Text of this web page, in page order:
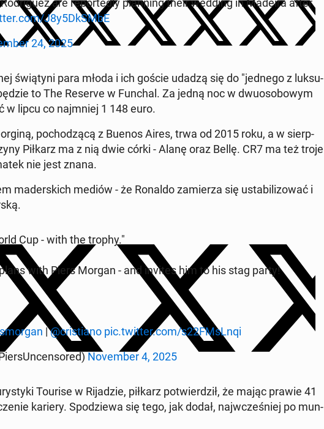
are re­por­te­dly plan­ning their wedding in Madeira after
J8y5DkSMbE
24, 2025
świą­ty­ni para młoda i ich goście udadzą się do "jednego z luk­su­
to The Reserve w Funchal. Za jedną noc w dwu­oso­bo­wym
w lipcu co naj­mniej 1 148 euro.
po­cho­dzą­cą z Buenos Aires, trwa od 2015 roku, a w sierp­
Piłkarz ma z nią dwie córki - Alanę oraz Bellę. CR7 ma też troje
nie jest znana.
ma­der­skich mediów - że Ronaldo za­mie­rza się usta­bi­li­zo­wać i
Cup - with the trophy."
with Piers Morgan - and invites him to his stag party!
|@cri­stia­no pic.twitter.com/s22FMsLnqi
No­vem­ber 4, 2025
Tourise w Ri­ja­dzie, piłkarz po­twier­dził, że mając prawie 41
kariery. Spo­dzie­wa się tego, jak dodał, naj­wcze­śniej po mun­